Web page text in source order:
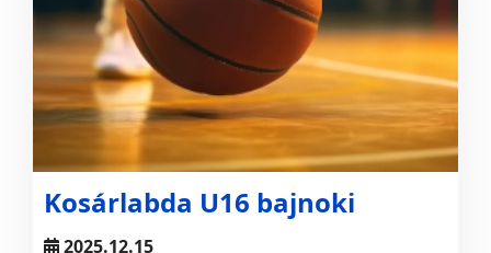
Kosárlabda U16 bajnoki
2025.12.15